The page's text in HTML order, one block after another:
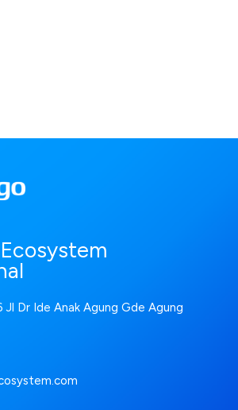
Jl Dr Ide Anak Agung Gde Agung